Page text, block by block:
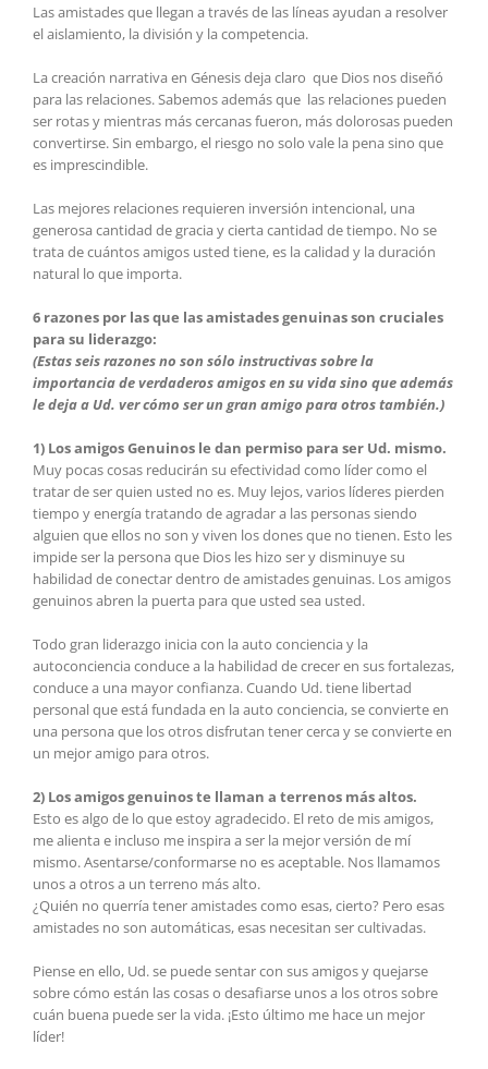
Las amistades que llegan a través de las líneas ayudan a resolver
el aislamiento, la división y la competencia.
La creación narrativa en Génesis deja claro que Dios nos diseñó
para las relaciones. Sabemos además que las relaciones pueden
ser rotas y mientras más cercanas fueron, más dolorosas pueden
convertirse. Sin embargo, el riesgo no solo vale la pena sino que
es imprescindible.
Las mejores relaciones requieren inversión intencional, una
generosa cantidad de gracia y cierta cantidad de tiempo. No se
trata de cuántos amigos usted tiene, es la calidad y la duración
natural lo que importa.
6 razones por las que las amistades genuinas son cruciales
para su liderazgo:
(Estas seis razones no son sólo instructivas sobre la
importancia de verdaderos amigos en su vida sino que además
le deja a Ud. ver cómo ser un gran amigo para otros también.)
1) Los amigos Genuinos le dan permiso para ser Ud. mismo.
Muy pocas cosas reducirán su efectividad como líder como el
tratar de ser quien usted no es. Muy lejos, varios líderes pierden
tiempo y energía tratando de agradar a las personas siendo
alguien que ellos no son y viven los dones que no tienen. Esto les
impide ser la persona que Dios les hizo ser y disminuye su
habilidad de conectar dentro de amistades genuinas. Los amigos
genuinos abren la puerta para que usted sea usted.
Todo gran liderazgo inicia con la auto conciencia y la
autoconciencia conduce a la habilidad de crecer en sus fortalezas,
conduce a una mayor confianza. Cuando Ud. tiene libertad
personal que está fundada en la auto conciencia, se convierte en
una persona que los otros disfrutan tener cerca y se convierte en
un mejor amigo para otros.
2) Los amigos genuinos te llaman a terrenos más altos.
Esto es algo de lo que estoy agradecido. El reto de mis amigos,
me alienta e incluso me inspira a ser la mejor versión de mí
mismo. Asentarse/conformarse no es aceptable. Nos llamamos
unos a otros a un terreno más alto.
¿Quién no querría tener amistades como esas, cierto? Pero esas
amistades no son automáticas, esas necesitan ser cultivadas.
Piense en ello, Ud. se puede sentar con sus amigos y quejarse
sobre cómo están las cosas o desafiarse unos a los otros sobre
cuán buena puede ser la vida. ¡Esto último me hace un mejor
líder!